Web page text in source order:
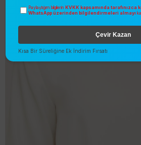
Paylaştığım bilgilerin KVKK kapsamında tarafınızca
WhatsApp üzerinden bilgilendirmeleri almayı
Çevir Kazan
Kısa Bir Süreliğine Ek İndirim Fırsatı